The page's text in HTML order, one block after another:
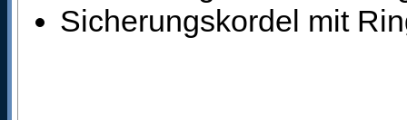
Sicherungskordel mit